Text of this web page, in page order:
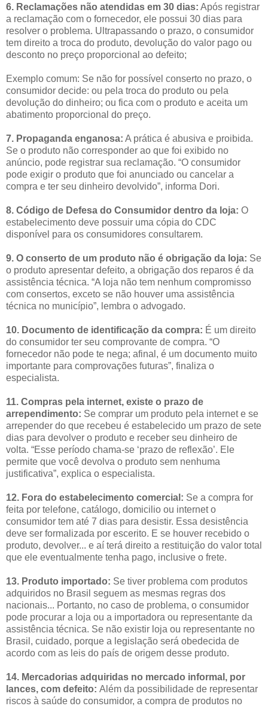
6. Reclamações não atendidas em 30 dias: Após registrar
a reclamação com o fornecedor, ele possui 30 dias para
resolver o problema. Ultrapassando o prazo, o consumidor
tem direito a troca do produto, devolução do valor pago ou
desconto no preço proporcional ao defeito;
Exemplo comum: Se não for possível conserto no prazo, o
consumidor decide: ou pela troca do produto ou pela
devolução do dinheiro; ou fica com o produto e aceita um
abatimento proporcional do preço.
7. Propaganda enganosa: A prática é abusiva e proibida.
Se o produto não corresponder ao que foi exibido no
anúncio, pode registrar sua reclamação. “O consumidor
pode exigir o produto que foi anunciado ou cancelar a
compra e ter seu dinheiro devolvido”, informa Dori.
8. Código de Defesa do Consumidor dentro da loja: O
estabelecimento deve possuir uma cópia do CDC
disponível para os consumidores consultarem.
9. O conserto de um produto não é obrigação da loja: Se
o produto apresentar defeito, a obrigação dos reparos é da
assistência técnica. “A loja não tem nenhum compromisso
com consertos, exceto se não houver uma assistência
técnica no município”, lembra o advogado.
10. Documento de identificação da compra: É um direito
do consumidor ter seu comprovante de compra. “O
fornecedor não pode te nega; afinal, é um documento muito
importante para comprovações futuras”, finaliza o
especialista.
11. Compras pela internet, existe o prazo de
arrependimento: Se comprar um produto pela internet e se
arrepender do que recebeu é estabelecido um prazo de sete
dias para devolver o produto e receber seu dinheiro de
volta. “Esse período chama-se ‘prazo de reflexão’. Ele
permite que você devolva o produto sem nenhuma
justificativa”, explica o especialista.
12. Fora do estabelecimento comercial: Se a compra for
feita por telefone, catálogo, domicilio ou internet o
consumidor tem até 7 dias para desistir. Essa desistência
deve ser formalizada por escerito. E se houver recebido o
produto, devolver... e aí terá direito a restituição do valor total
que ele eventualmente tenha pago, inclusive o frete.
13. Produto importado: Se tiver problema com produtos
adquiridos no Brasil seguem as mesmas regras dos
nacionais... Portanto, no caso de problema, o consumidor
pode procurar a loja ou a importadora ou representante da
assistência técnica. Se não existir loja ou representante no
Brasil, cuidado, porque a legislação será obedecida de
acordo com as leis do país de origem desse produto.
14. Mercadorias adquiridas no mercado informal, por
lances, com defeito: Além da possibilidade de representar
riscos à saúde do consumidor, a compra de produtos no